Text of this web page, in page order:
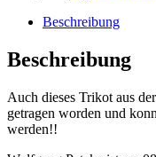
Beschreibung
Beschreibung
Auch dieses Trikot aus
getragen worden und
werden!!